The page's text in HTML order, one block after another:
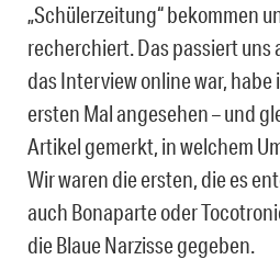
„Schülerzeitung“bekommen
recherchiert. Das passiert
das Interview online war, habe
ersten Mal angesehen – und
Artikel gemerkt, in welchem
Wir waren die ersten, die es
auch Bonaparte oder
die Blaue Narzisse gegeben.